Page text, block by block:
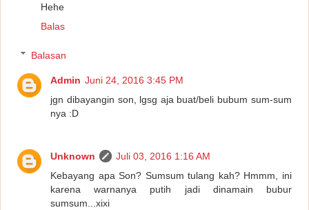
Hehe
Balas
Balasan
Admin Juni 24, 2016 3:45 PM
jgn dibayangin son, lgsg aja buat/beli bubum sum-sum
nya :D
Unknown
Juli 03, 2016 1:16 AM
Kebayang apa Son? Sumsum tulang kah? Hmmm, ini
karena warnanya putih jadi dinamain bubur
sumsum...xixi